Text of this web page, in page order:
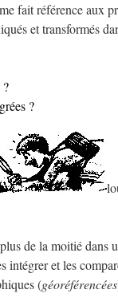
fait référence aux
et transformés
?
de la moitié dans
intégrer et les
(géoréférencées